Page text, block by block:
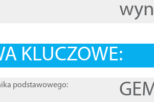
KLUCZOWE:
podstawowego: